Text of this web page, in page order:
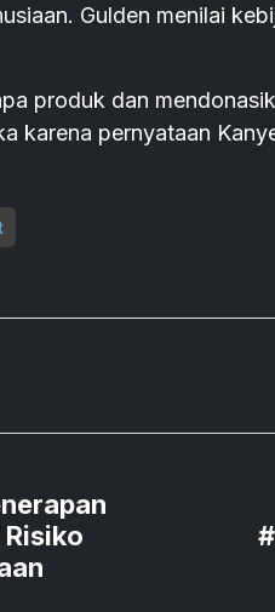
Gulden menilai
produk dan
karena pernyataan